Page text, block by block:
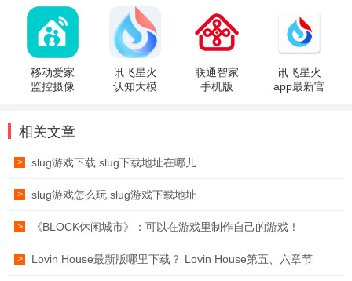
移动爱家
监控摄像
讯飞星火
认知大模
联通智家
手机版
讯飞星火
app最新官
相关文章
> slug游戏下载 slug下载地址在哪儿
> slug游戏怎么玩 slug游戏下载地址
> 《BLOCK休闲城市》：可以在游戏里制作自己的游戏！
> Lovin House最新版哪里下载？ Lovin House第五、六章节